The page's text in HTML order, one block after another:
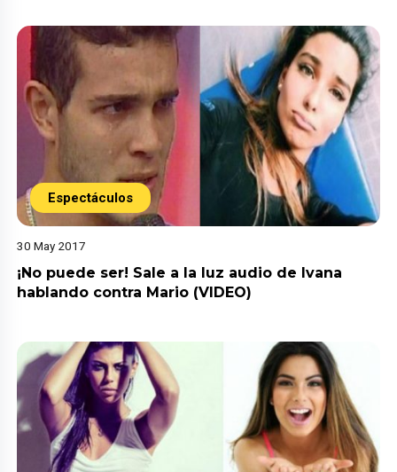
Espectáculos
30 May 2017
¡No puede ser! Sale a la luz audio de Ivana
hablando contra Mario (VIDEO)